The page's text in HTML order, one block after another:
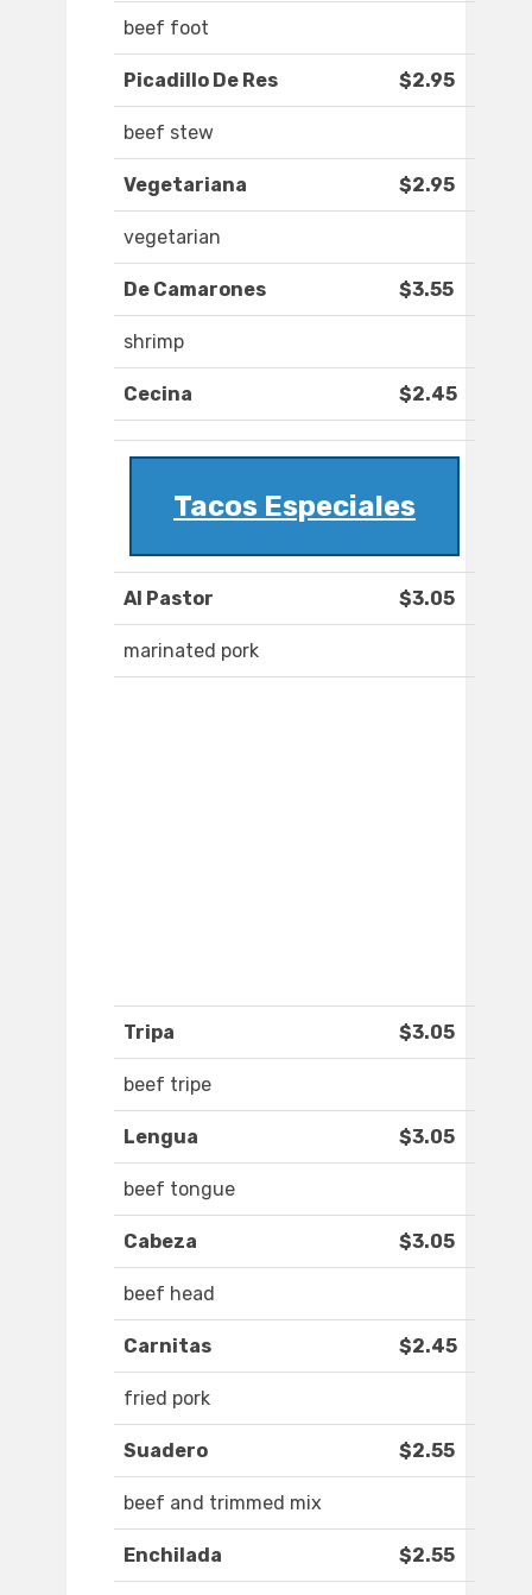
beef foot
Picadillo De Res $2.95
beef stew
Vegetariana $2.95
vegetarian
De Camarones $3.55
shrimp
Cecina $2.45
Tacos Especiales
Al Pastor $3.05
marinated pork
Tripa $3.05
beef tripe
Lengua $3.05
beef tongue
Cabeza $3.05
beef head
Carnitas $2.45
fried pork
Suadero $2.55
beef and trimmed mix
Enchilada $2.55